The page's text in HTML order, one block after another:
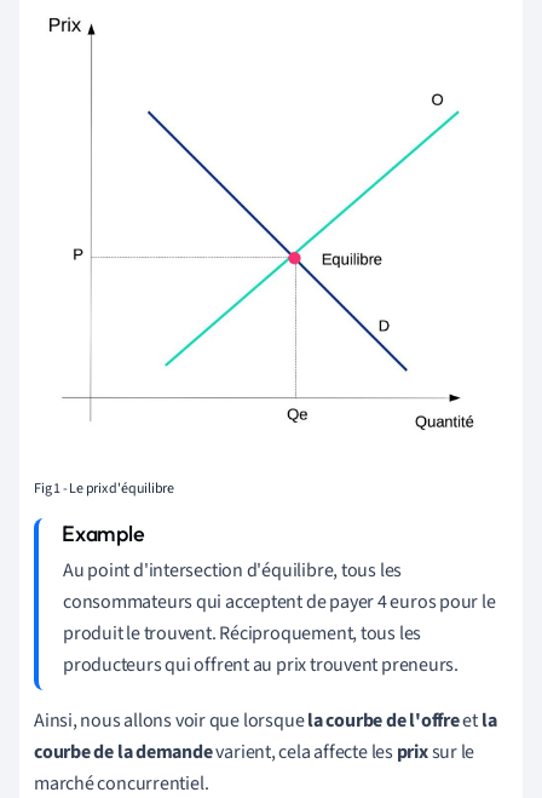
Fig 1 - Le prix d'équilibre
Au point d'intersection d'équilibre, tous les
consommateurs qui acceptent de payer 4 euros pour le
produit le trouvent. Réciproquement, tous les
producteurs qui offrent au prix trouvent preneurs.
Ainsi, nous allons voir que lorsquela courbe de l'offreetla
courbe de la demandevarient, cela affecte lesprixsur le
marché concurrentiel.